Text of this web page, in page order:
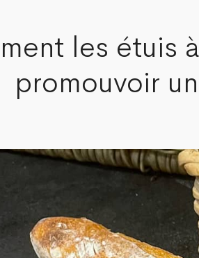
les étuis
promouvoir